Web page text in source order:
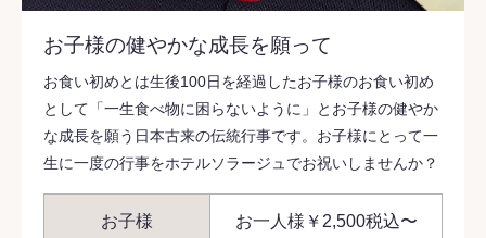
お子様の健やかな成長を願って
お食い初めとは生後100日を経過したお子様のお食い初め
として「一生食べ物に困らないように」とお子様の健やか
な成長を願う日本古来の伝統行事です。お子様にとって一
生に一度の行事をホテルソラージュでお祝いしませんか？
お子様 お一人様￥2,500税込〜